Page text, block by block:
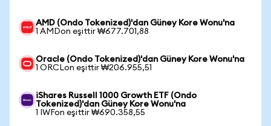
AMD (Ondo Tokenized)'dan Güney Kore Wonu'na
1 AMDon eşittir ₩677.701,88
Oracle (Ondo Tokenized)'dan Güney Kore Wonu'na
1 ORCLon eşittir ₩206.955,51
iShares Russell 1000 Growth ETF (Ondo
Tokenized)'dan Güney Kore Wonu'na
1 IWFon eşittir ₩690.358,55